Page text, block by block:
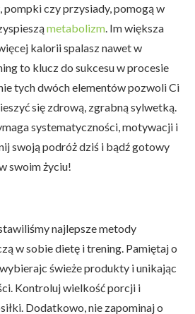
pompki czy przysiady, pomogą w
metabolizm. Im większa
kalorii spalasz nawet w
to klucz do sukcesu w procesie
tych dwóch elementów pozwoli Ci
się zdrową, zgrabną sylwetką.
systematyczności, motywacji i
swoją podróż dziś i bądź gotowy
swoim życiu!
najlepsze metody
w sobie dietę i trening. Pamiętaj o
świeże produkty i unikając
Kontroluj wielkość porcji i
Dodatkowo, nie zapominaj o